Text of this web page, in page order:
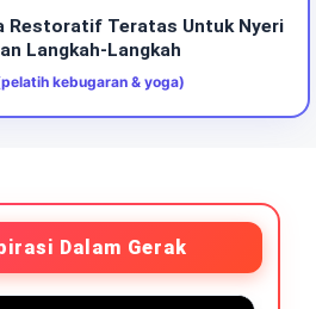
Restoratif Teratas Untuk Nyeri
Langkah-Langkah
kebugaran & yoga)
Dalam Gerak